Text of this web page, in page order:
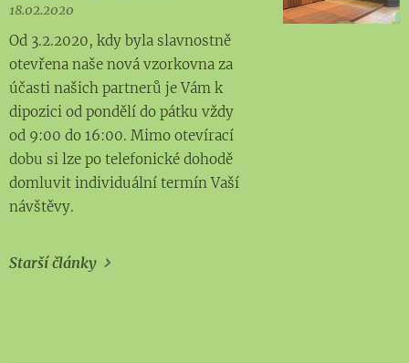
18.02.2020
Od 3.2.2020, kdy byla slavnostně
otevřena naše nová vzorkovna za
účasti našich partnerů je Vám k
dipozici od pondělí do pátku vždy
od 9:00 do 16:00. Mimo otevírací
dobu si lze po telefonické dohodě
domluvit individuální termín Vaší
návštěvy.
Starší články